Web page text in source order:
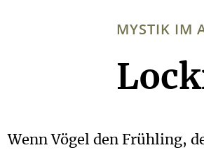
MYSTIK IM
Wenn Vögel den Frühling,